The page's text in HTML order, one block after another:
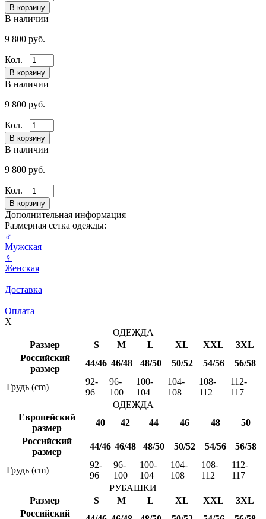
В наличии
9 800 руб.
Кол.
В наличии
9 800 руб.
Кол.
В наличии
9 800 руб.
Кол.
Дополнительная информация
Размерная сетка одежды:
♂
Мужская
♀
Женская
Доставка
Оплата
X
ОДЕЖДА
Размер
S M L XL XXL
3XL
Российский
размер
44/46 46/48 48/50 50/52 54/56 56/58
Грудь (cm)
92-
96
96-
100
100-
104
104-
108
108-
112
112-
117
ОДЕЖДА
Европейский
размер
40 42 44 46 48
50
Российский
размер
44/46 46/48 48/50 50/52 54/56 56/58
Грудь (cm)
92-
96
96-
100
100-
104
104-
108
108-
112
112-
117
РУБАШКИ
Размер
S M L XL XXL
3XL
Российский